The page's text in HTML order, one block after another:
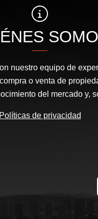
nuestro equipo de
o venta de
del mercado y,
Políticas de privacidad